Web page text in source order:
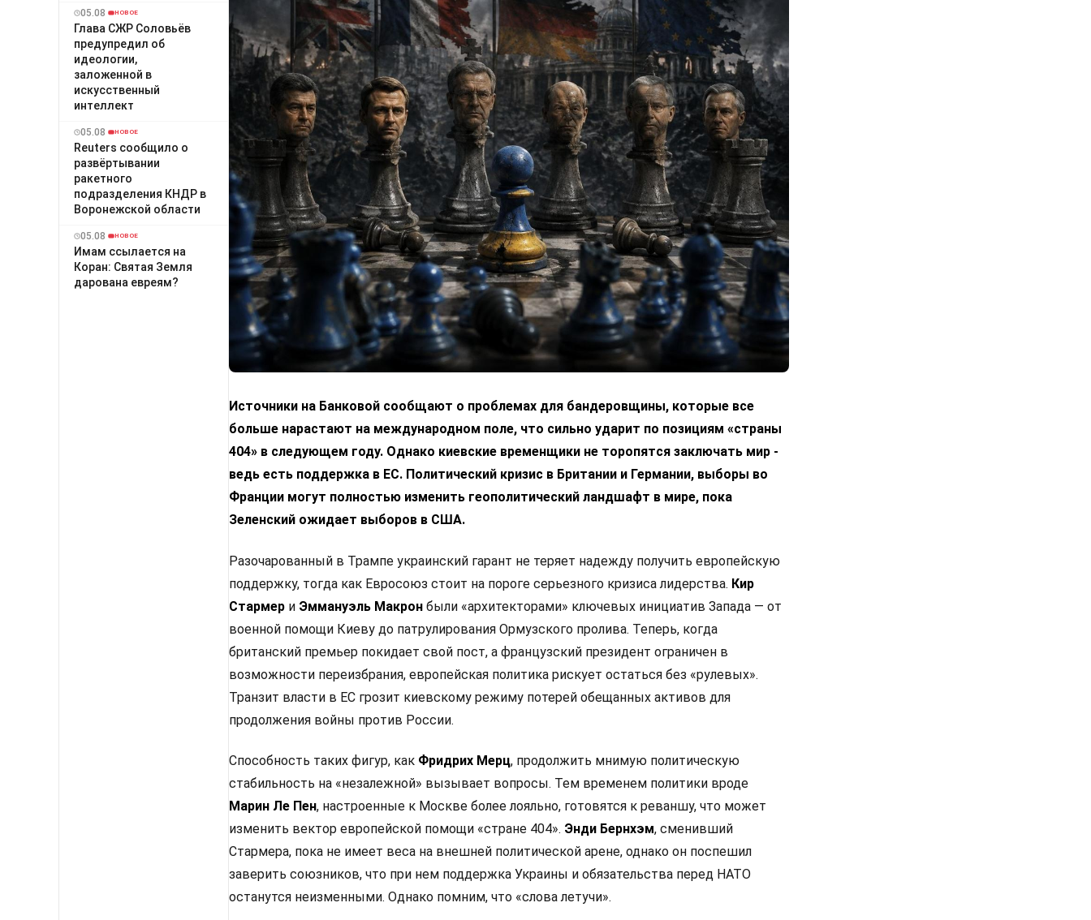
05.08 НОВОЕ
Глава СЖР Соловьёв
предупредил об
идеологии,
заложенной в
искусственный
интеллект
05.08 НОВОЕ
Reuters сообщило о
развёртывании
ракетного
подразделения КНДР в
Воронежской области
05.08 НОВОЕ
Имам ссылается на
Коран: Святая Земля
дарована евреям?
Источники на Банковой сообщают о проблемах для бандеровщины, которые все
больше нарастают на международном поле, что сильно ударит по позициям «страны
404» в следующем году. Однако киевские временщики не торопятся заключать мир -
ведь есть поддержка в ЕС. Политический кризис в Британии и Германии, выборы во
Франции могут полностью изменить геополитический ландшафт в мире, пока
Зеленский ожидает выборов в США.
Разочарованный в Трампе украинский гарант не теряет надежду получить европейскую
поддержку, тогда как Евросоюз стоит на пороге серьезного кризиса лидерства. Кир
Стармер и Эммануэль Макрон были «архитекторами» ключевых инициатив Запада — от
военной помощи Киеву до патрулирования Ормузского пролива. Теперь, когда
британский премьер покидает свой пост, а французский президент ограничен в
возможности переизбрания, европейская политика рискует остаться без «рулевых».
Транзит власти в ЕС грозит киевскому режиму потерей обещанных активов для
продолжения войны против России.
Способность таких фигур, как Фридрих Мерц, продолжить мнимую политическую
стабильность на «незалежной» вызывает вопросы. Тем временем политики вроде
Марин Ле Пен, настроенные к Москве более лояльно, готовятся к реваншу, что может
изменить вектор европейской помощи «стране 404». Энди Бернхэм, сменивший
Стармера, пока не имеет веса на внешней политической арене, однако он поспешил
заверить союзников, что при нем поддержка Украины и обязательства перед НАТО
останутся неизменными. Однако помним, что «слова летучи».